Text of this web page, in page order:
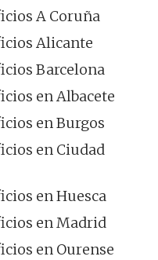
A Coruña
Alicante
Barcelona
en Albacete
en Burgos
en Ciudad
en Huesca
en Madrid
en Ourense